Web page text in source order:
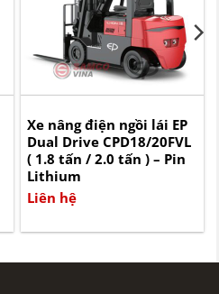
Xe nâng điện ngồi lái EP
Dual Drive CPD18/20FVL
( 1.8 tấn / 2.0 tấn ) – Pin
Lithium
Liên hệ